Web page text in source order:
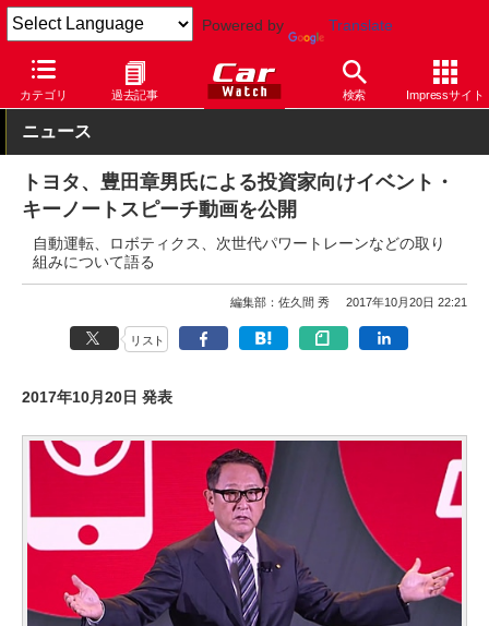
Powered by Translate
カテゴリ 過去記事 検索 Impressサイト
Car Watch 自動車 トヨタ その他
ニュース
トヨタ、豊田章男氏による投資家向けイベント・
キーノートスピーチ動画を公開
自動運転、ロボティクス、次世代パワートレーンなどの取り
組みについて語る
編集部：佐久間 秀 2017年10月20日 22:21
リスト
2017年10月20日 発表